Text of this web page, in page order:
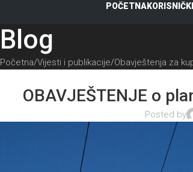
POČETNA
Blog
Početna Vijesti i publikacije Obavještenja za
OBAVJEŠTENJE o
Posted by